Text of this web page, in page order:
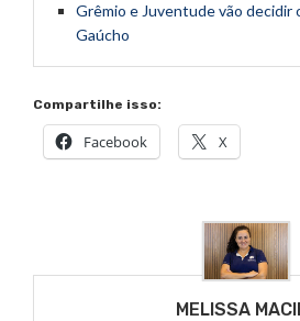
Grêmio e Juventude vão decidir
Gaúcho
Compartilhe isso:
Facebook X
MELISSA